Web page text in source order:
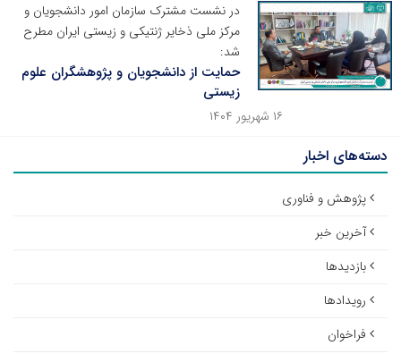
در نشست مشترک سازمان امور دانشجویان و
مرکز ملی ذخایر ژنتیکی و زیستی ایران مطرح
شد:
حمایت از دانشجویان و پژوهشگران علوم
زیستی
۱۶ شهریور ۱۴۰۴
دسته‌های اخبار
پژوهش و فناوری
آخرین خبر
بازدیدها
رویدادها
فراخوان